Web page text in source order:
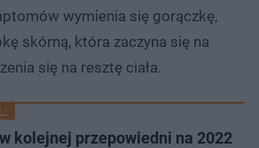
wymienia się gorączkę,
skórną, która zaczyna się na
się na resztę ciała.
kolejnej przepowiedni na 2022